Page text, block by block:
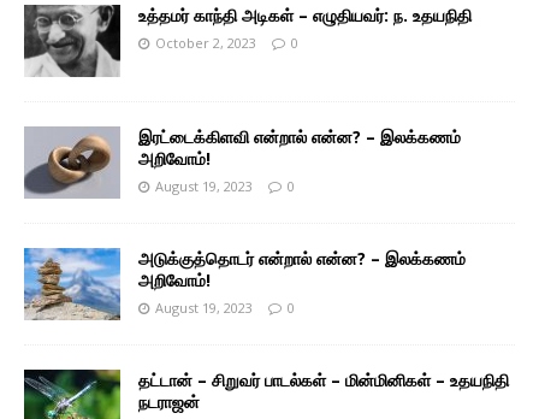
உத்தமர் காந்தி அடிகள் – எழுதியவர்: ந. உதயநிதி
October 2, 2023 0
இரட்டைக்கிளவி என்றால் என்ன? – இலக்கணம்
அறிவோம்!
August 19, 2023 0
அடுக்குத்தொடர் என்றால் என்ன? – இலக்கணம்
அறிவோம்!
August 19, 2023 0
தட்டான் – சிறுவர் பாடல்கள் – மின்மினிகள் – உதயநிதி
நடராஜன்